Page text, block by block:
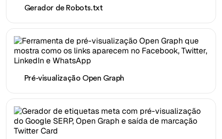
Gerador de Robots.txt
Pré-visualização Open Graph